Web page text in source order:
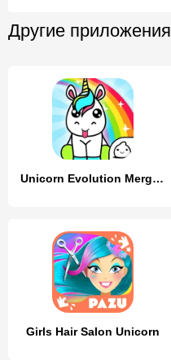
Другие приложения
Unicorn Evolution Merge Kawaii
Girls Hair Salon Unicorn